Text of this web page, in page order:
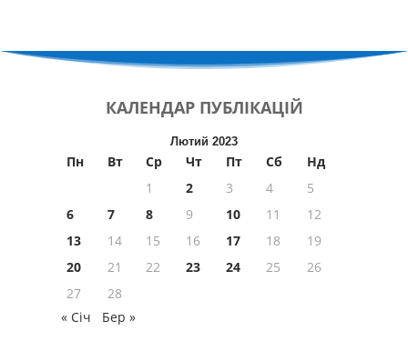
КАЛЕНДАР ПУБЛІКАЦІЙ
Лютий 2023
Пн Вт Ср Чт Пт Сб
Нд
1
2 3 4
5
6
7 8 9 10 11
12
13
14 15 16 17 18
19
20
21 22 23 24 25
26
27
28
« Січ
Бер »